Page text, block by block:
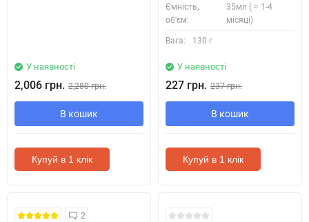
У наявності
2,006 грн. 2,280 грн.
В кошик
Купуй в 1 клік
Ємність,
об'єм:
35мл ( ≈ 1-4
місяці)
Вага: 130 г
У наявності
227 грн. 237 грн.
В кошик
Купуй в 1 клік
2